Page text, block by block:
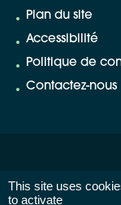
Plan du site
Accessibilité
Politique de
Contactez-nous
This site uses
to activate